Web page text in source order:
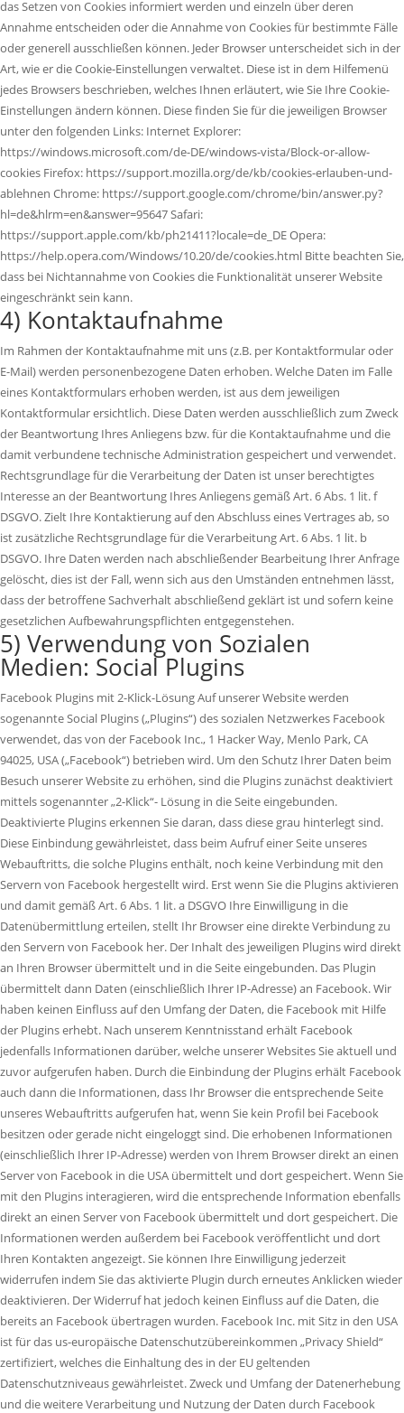
das Setzen von Cookies informiert werden und einzeln über deren
Annahme entscheiden oder die Annahme von Cookies für bestimmte Fälle
oder generell ausschließen können. Jeder Browser unterscheidet sich in der
Art, wie er die Cookie-Einstellungen verwaltet. Diese ist in dem Hilfemenü
jedes Browsers beschrieben, welches Ihnen erläutert, wie Sie Ihre Cookie-
Einstellungen ändern können. Diese finden Sie für die jeweiligen Browser
unter den folgenden Links: Internet Explorer:
https://windows.microsoft.com/de-DE/windows-vista/Block-or-allow-
cookies Firefox: https://support.mozilla.org/de/kb/cookies-erlauben-und-
ablehnen Chrome: https://support.google.com/chrome/bin/answer.py?
hl=de&hlrm=en&answer=95647 Safari:
https://support.apple.com/kb/ph21411?locale=de_DE Opera:
https://help.opera.com/Windows/10.20/de/cookies.html Bitte beachten Sie,
dass bei Nichtannahme von Cookies die Funktionalität unserer Website
eingeschränkt sein kann.
4) Kontaktaufnahme
Im Rahmen der Kontaktaufnahme mit uns (z.B. per Kontaktformular oder
E-Mail) werden personenbezogene Daten erhoben. Welche Daten im Falle
eines Kontaktformulars erhoben werden, ist aus dem jeweiligen
Kontaktformular ersichtlich. Diese Daten werden ausschließlich zum Zweck
der Beantwortung Ihres Anliegens bzw. für die Kontaktaufnahme und die
damit verbundene technische Administration gespeichert und verwendet.
Rechtsgrundlage für die Verarbeitung der Daten ist unser berechtigtes
Interesse an der Beantwortung Ihres Anliegens gemäß Art. 6 Abs. 1 lit. f
DSGVO. Zielt Ihre Kontaktierung auf den Abschluss eines Vertrages ab, so
ist zusätzliche Rechtsgrundlage für die Verarbeitung Art. 6 Abs. 1 lit. b
DSGVO. Ihre Daten werden nach abschließender Bearbeitung Ihrer Anfrage
gelöscht, dies ist der Fall, wenn sich aus den Umständen entnehmen lässt,
dass der betroffene Sachverhalt abschließend geklärt ist und sofern keine
gesetzlichen Aufbewahrungspflichten entgegenstehen.
5) Verwendung von Sozialen
Medien: Social Plugins
Facebook Plugins mit 2-Klick-Lösung Auf unserer Website werden
sogenannte Social Plugins („Plugins“) des sozialen Netzwerkes Facebook
verwendet, das von der Facebook Inc., 1 Hacker Way, Menlo Park, CA
94025, USA („Facebook“) betrieben wird. Um den Schutz Ihrer Daten beim
Besuch unserer Website zu erhöhen, sind die Plugins zunächst deaktiviert
mittels sogenannter „2-Klick“- Lösung in die Seite eingebunden.
Deaktivierte Plugins erkennen Sie daran, dass diese grau hinterlegt sind.
Diese Einbindung gewährleistet, dass beim Aufruf einer Seite unseres
Webauftritts, die solche Plugins enthält, noch keine Verbindung mit den
Servern von Facebook hergestellt wird. Erst wenn Sie die Plugins aktivieren
und damit gemäß Art. 6 Abs. 1 lit. a DSGVO Ihre Einwilligung in die
Datenübermittlung erteilen, stellt Ihr Browser eine direkte Verbindung zu
den Servern von Facebook her. Der Inhalt des jeweiligen Plugins wird direkt
an Ihren Browser übermittelt und in die Seite eingebunden. Das Plugin
übermittelt dann Daten (einschließlich Ihrer IP-Adresse) an Facebook. Wir
haben keinen Einfluss auf den Umfang der Daten, die Facebook mit Hilfe
der Plugins erhebt. Nach unserem Kenntnisstand erhält Facebook
jedenfalls Informationen darüber, welche unserer Websites Sie aktuell und
zuvor aufgerufen haben. Durch die Einbindung der Plugins erhält Facebook
auch dann die Informationen, dass Ihr Browser die entsprechende Seite
unseres Webauftritts aufgerufen hat, wenn Sie kein Profil bei Facebook
besitzen oder gerade nicht eingeloggt sind. Die erhobenen Informationen
(einschließlich Ihrer IP-Adresse) werden von Ihrem Browser direkt an einen
Server von Facebook in die USA übermittelt und dort gespeichert. Wenn Sie
mit den Plugins interagieren, wird die entsprechende Information ebenfalls
direkt an einen Server von Facebook übermittelt und dort gespeichert. Die
Informationen werden außerdem bei Facebook veröffentlicht und dort
Ihren Kontakten angezeigt. Sie können Ihre Einwilligung jederzeit
widerrufen indem Sie das aktivierte Plugin durch erneutes Anklicken wieder
deaktivieren. Der Widerruf hat jedoch keinen Einfluss auf die Daten, die
bereits an Facebook übertragen wurden. Facebook Inc. mit Sitz in den USA
ist für das us-europäische Datenschutzübereinkommen „Privacy Shield“
zertifiziert, welches die Einhaltung des in der EU geltenden
Datenschutzniveaus gewährleistet. Zweck und Umfang der Datenerhebung
und die weitere Verarbeitung und Nutzung der Daten durch Facebook